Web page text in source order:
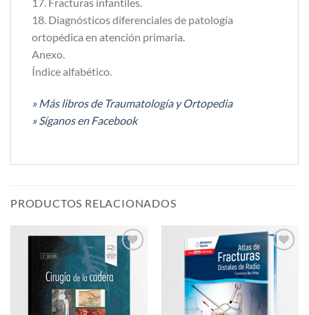
17. Fracturas infantiles.
18. Diagnósticos diferenciales de patología
ortopédica en atención primaria.
Anexo.
Índice alfabético.
» Más libros de Traumatología y Ortopedia
» Síganos en Facebook
PRODUCTOS RELACIONADOS
deseos
Añadir
a la
lista de